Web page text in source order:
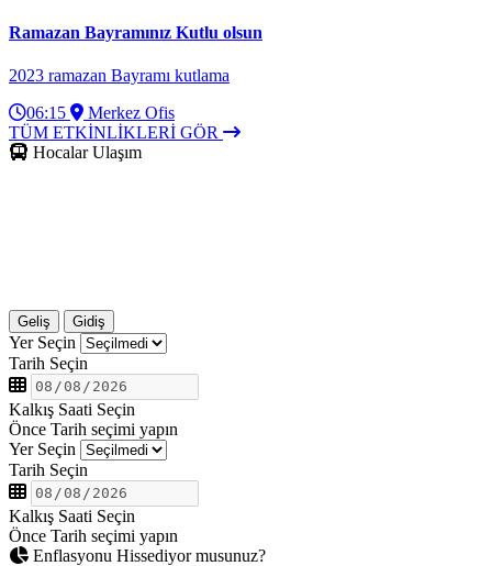
Ramazan Bayramınız Kutlu olsun
2023 ramazan Bayramı kutlama
06:15
Merkez Ofis
TÜM ETKİNLİKLERİ GÖR
Hocalar Ulaşım
Geliş Gidiş
Yer Seçin
Tarih Seçin
Kalkış Saati Seçin
Önce Tarih seçimi yapın
Yer Seçin
Tarih Seçin
Kalkış Saati Seçin
Önce Tarih seçimi yapın
Enflasyonu Hissediyor musunuz?